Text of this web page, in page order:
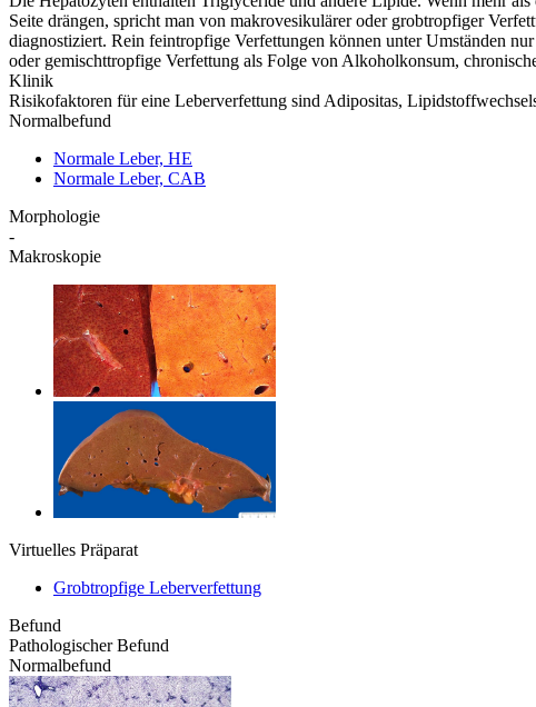
Seite drängen, spricht man von makrovesikulärer oder grobtropfiger
diagnostiziert. Rein feintropfige Verfettungen können unter Umständen
oder gemischttropfige Verfettung als Folge von Alkoholkonsum,
Klinik
Risikofaktoren für eine Leberverfettung sind Adipositas,
Normalbefund
Normale Leber, HE
Normale Leber, CAB
Morphologie
-
Makroskopie
Virtuelles Präparat
Grobtropfige Leberverfettung
Befund
Pathologischer Befund
Normalbefund